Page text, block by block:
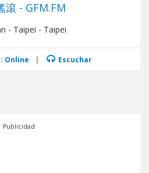
滾 - GFM.FM
- Taipei - Taipei
Online | Escuchar
Publicidad